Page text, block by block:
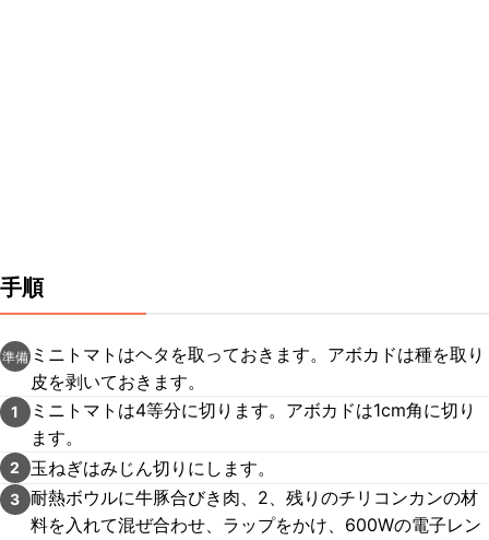
手順
準備 ミニトマトはヘタを取っておきます。アボカドは種を取り
皮を剥いておきます。
1
ミニトマトは4等分に切ります。アボカドは1cm角に切り
ます。
2 玉ねぎはみじん切りにします。
3 耐熱ボウルに牛豚合びき肉、2、残りのチリコンカンの材
料を入れて混ぜ合わせ、ラップをかけ、600Wの電子レン